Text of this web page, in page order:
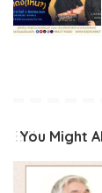
You Might